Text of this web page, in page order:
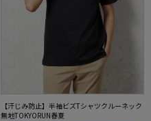
【汗じみ防止】半袖ビズTシャツクルーネック
無地TOKYORUN春夏